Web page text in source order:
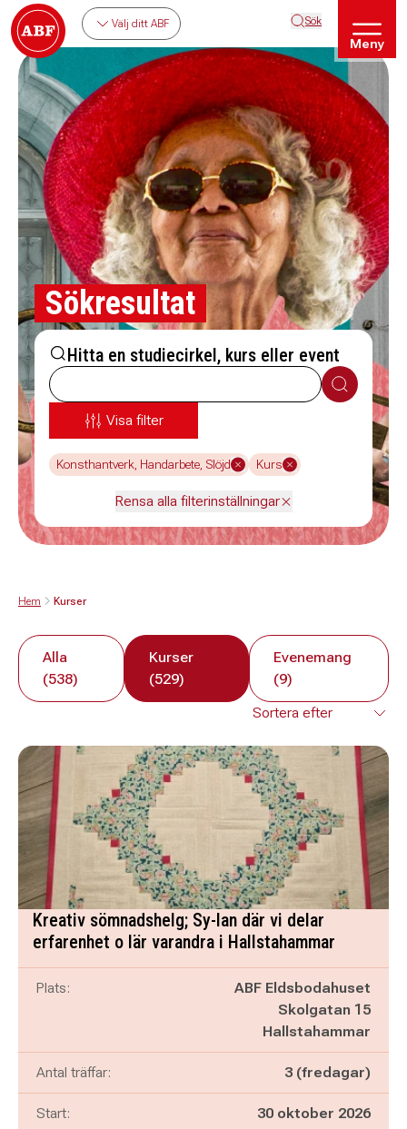
Välj ditt ABF Sök
Meny
Sökresultat
Hitta en studiecirkel, kurs eller event
Sök
Visa filter
Konsthantverk, Handarbete, Slöjd Kurs
Rensa alla filterinställningar
Hem Kurser
Alla
(538)
Kurser
(529)
Evenemang
(9)
Kreativ sömnadshelg; Sy-lan där vi delar
erfarenhet o lär varandra i Hallstahammar
Plats:
ABF Eldsbodahuset
Skolgatan 15
Hallstahammar
Antal träffar: 3 (fredagar)
Start: 30 oktober 2026